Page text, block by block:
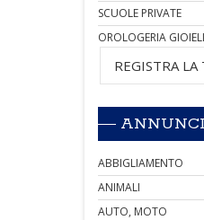
SCUOLE PRIVATE
OROLOGERIA
REGISTRA
ABBIGLIAMENTO
ANIMALI
AUTO, MOTO